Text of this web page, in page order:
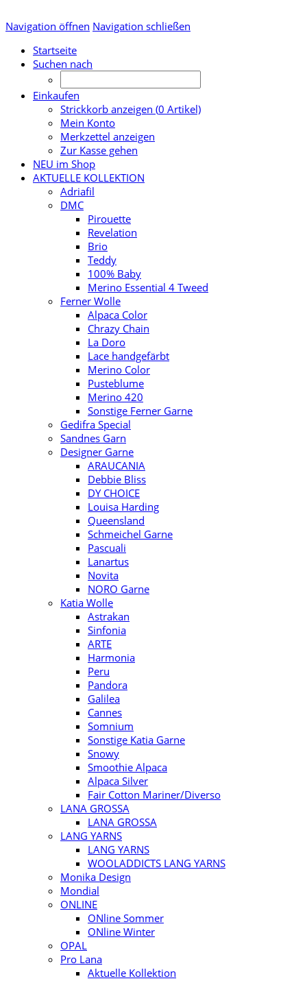
Navigation öffnen Navigation schließen
Startseite
Suchen nach
Einkaufen
Strickkorb anzeigen (0 Artikel)
Mein Konto
Merkzettel anzeigen
Zur Kasse gehen
NEU im Shop
AKTUELLE KOLLEKTION
Adriafil
DMC
Pirouette
Revelation
Brio
Teddy
100% Baby
Merino Essential 4 Tweed
Ferner Wolle
Alpaca Color
Chrazy Chain
La Doro
Lace handgefärbt
Merino Color
Pusteblume
Merino 420
Sonstige Ferner Garne
Gedifra Special
Sandnes Garn
Designer Garne
ARAUCANIA
Debbie Bliss
DY CHOICE
Louisa Harding
Queensland
Schmeichel Garne
Pascuali
Lanartus
Novita
NORO Garne
Katia Wolle
Astrakan
Sinfonia
ARTE
Harmonia
Peru
Pandora
Galilea
Cannes
Somnium
Sonstige Katia Garne
Snowy
Smoothie Alpaca
Alpaca Silver
Fair Cotton Mariner/Diverso
LANA GROSSA
LANA GROSSA
LANG YARNS
LANG YARNS
WOOLADDICTS LANG YARNS
Monika Design
Mondial
ONLINE
ONline Sommer
ONline Winter
OPAL
Pro Lana
Aktuelle Kollektion